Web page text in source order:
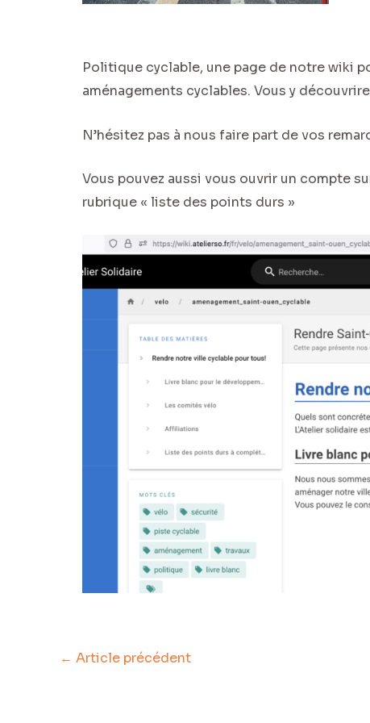
Politique cyclable, une page de notre wiki
aménagements cyclables. Vous y
N’hésitez pas à nous faire part de vos
Vous pouvez aussi vous ouvrir un compte
rubrique « liste des points durs »
← Article précédent